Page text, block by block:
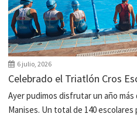
6 julio, 2026
Celebrado el Triatlón Cros
Ayer pudimos disfrutar un año
Manises. Un total de 140